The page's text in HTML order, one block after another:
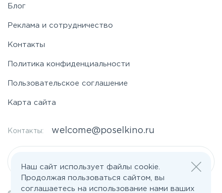
Блог
Реклама и сотрудничество
Контакты
Политика конфиденциальности
Пользовательское соглашение
Карта сайта
Контакты: welcome@poselkino.ru
Наш сайт использует файлы cookie.
Продолжая пользоваться сайтом, вы
соглашаетесь на использование нами ваших